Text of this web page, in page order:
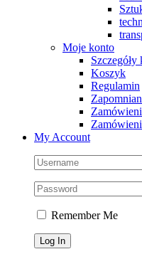
Moje konto
Szczegóły
Koszyk
Regulamin
My Account
Remember Me